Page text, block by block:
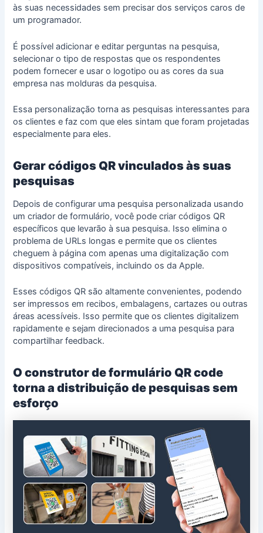
às suas necessidades sem precisar dos serviços caros de
um programador.
É possível adicionar e editar perguntas na pesquisa,
selecionar o tipo de respostas que os respondentes
podem fornecer e usar o logotipo ou as cores da sua
empresa nas molduras da pesquisa.
Essa personalização torna as pesquisas interessantes para
os clientes e faz com que eles sintam que foram projetadas
especialmente para eles.
Gerar códigos QR vinculados às suas
pesquisas
Depois de configurar uma pesquisa personalizada usando
um criador de formulário, você pode criar códigos QR
específicos que levarão à sua pesquisa. Isso elimina o
problema de URLs longas e permite que os clientes
cheguem à página com apenas umadigitalização com
dispositivos compatíveis, incluindo os da Apple.
Esses códigos QR são altamente convenientes, podendo
ser impressos em recibos, embalagens, cartazes ou outras
áreas acessíveis. Isso permite que os clientes digitalizem
rapidamente e sejam direcionados a uma pesquisa para
compartilhar feedback.
O construtor de formulário QR code
torna a distribuição de pesquisas sem
esforço